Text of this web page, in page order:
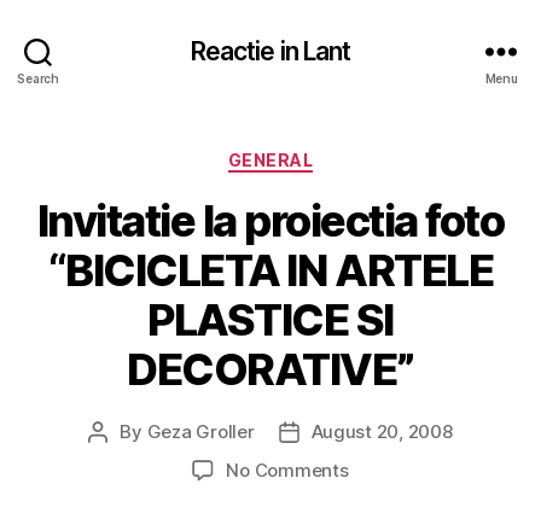
Search
Reactie in Lant
Menu
Categories
GENERAL
Invitatie la proiectia foto
“BICICLETA IN ARTELE
PLASTICE SI
DECORATIVE”
Post
By Geza Groller
PostAugust 20, 2008
No Commentson